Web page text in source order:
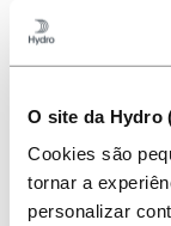
O site da Hydro
Cookies são
tornar a
personalizar
Alumínio
HVACR
O alumínio